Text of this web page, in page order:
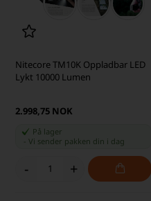
Nitecore TM10K Oppladbar LED
Lykt 10000 Lumen
2.998,75 NOK
På lager
-Vi sender pakken din i dag
- +